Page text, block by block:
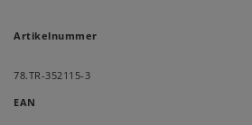
Artikelnummer
78.TR-352115-3
EAN